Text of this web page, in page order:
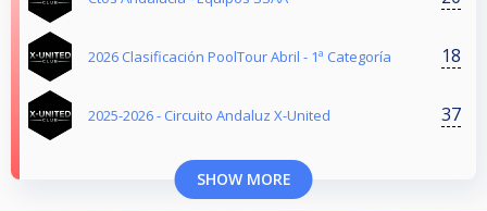
2026 Clasificación PoolTour Abril - 1ª Categoría 18
2025-2026 - Circuito Andaluz X-United 37
SHOW MORE